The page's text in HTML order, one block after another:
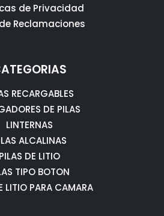
de Privacidad
Reclamaciones
RECARGABLES
DE PILAS
LINTERNAS
ALCALINAS
PILAS DE LITIO
TIPO BOTON
LITIO PARA CAMARA